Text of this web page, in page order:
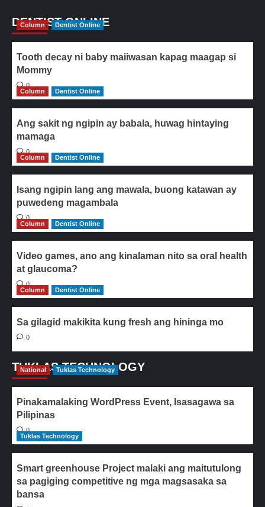
DENTIST ONLINE
Column Dentist Online
Tooth decay ni baby maiiwasan kapag maagap si
Mommy
0
Column
Dentist Online
Ang sakit ng ngipin ay babala, huwag hintaying
mamaga
0
Column
Dentist Online
Isang ngipin lang ang mawala, buong katawan ay
puwedeng magambala
0
Column
Dentist Online
Video games, ano ang kinalaman nito sa oral health
at glaucoma?
0
Column
Dentist Online
Sa gilagid makikita kung fresh ang hininga mo
0
TUKLAS TECHNOLOGY
National Tuklas Technology
Pinakamalaking WordPress Event, Isasagawa sa
Pilipinas
0
Tuklas Technology
Smart greenhouse Project malaki ang maitutulong
sa pagiging competitive ng mga magsasaka sa
bansa